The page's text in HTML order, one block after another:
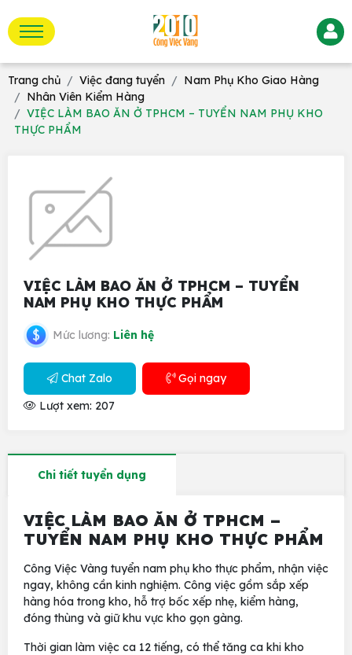
Trang chủ Việc đang tuyển
Nam Phụ Kho Giao Hàng
Nhân Viên Kiểm Hàng
VIỆC LÀM BAO ĂN Ở TPHCM – TUYỂN NAM PHỤ KHO
THỰC PHẨM
VIỆC LÀM BAO ĂN Ở TPHCM – TUYỂN
NAM PHỤ KHO THỰC PHẨM
Mức lương: Liên hệ
Chat Zalo
Gọi ngay
Lượt xem: 207
Chi tiết tuyển dụng
VIỆC LÀM BAO ĂN Ở TPHCM –
TUYỂN NAM PHỤ KHO THỰC PHẨM
Công Việc Vàng tuyển nam phụ kho thực phẩm, nhận việc
ngay, không cần kinh nghiệm. Công việc gồm sắp xếp
hàng hóa trong kho, hỗ trợ bốc xếp nhẹ, kiểm hàng,
đóng thùng và giữ khu vực kho gọn gàng.
Thời gian làm việc ca 12 tiếng, có thể tăng ca khi kho